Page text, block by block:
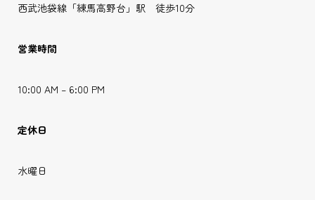
西武池袋線「練馬高野台」駅 徒歩10分
営業時間
10:00 AM – 6:00 PM
定休日
水曜日